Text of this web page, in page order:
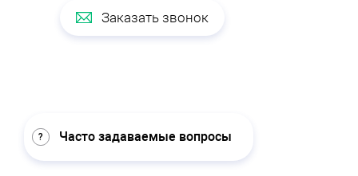
Заказать звонок
Часто задаваемые вопросы